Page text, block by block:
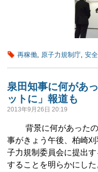
再稼働, 原子力規制庁, 安
泉田知事に何があ
ットに」報道も
2013年9月26日 20:19
背景に何があったの
事がきょう午後、柏崎
子力規制委員会に提出
することを明らかにし